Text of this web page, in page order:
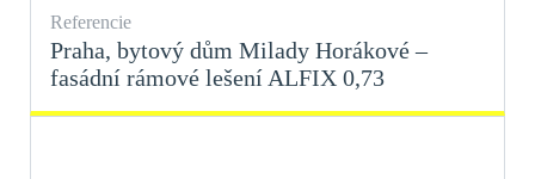
Referencie
Praha, bytový dům Milady Horákové –
fasádní rámové lešení ALFIX 0,73